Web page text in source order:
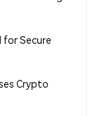
for Secure
Crypto